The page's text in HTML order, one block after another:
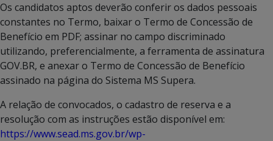
Os candidatos aptos deverão conferir os dados pessoais
constantes no Termo, baixar o Termo de Concessão de
Benefício em PDF; assinar no campo discriminado
utilizando, preferencialmente, a ferramenta de assinatura
GOV.BR, e anexar o Termo de Concessão de Benefício
assinado na página do Sistema MS Supera.
A relação de convocados, o cadastro de reserva e a
resolução com as instruções estão disponível em:
https://www.sead.ms.gov.br/wp-